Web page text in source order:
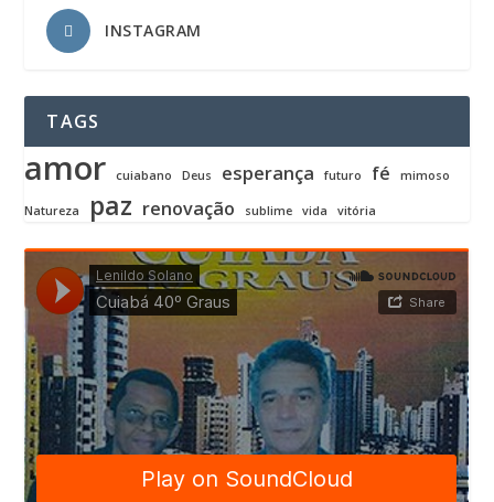
INSTAGRAM
TAGS
amor cuiabano Deus esperança futuro fé mimoso
Natureza paz renovação sublime vida vitória